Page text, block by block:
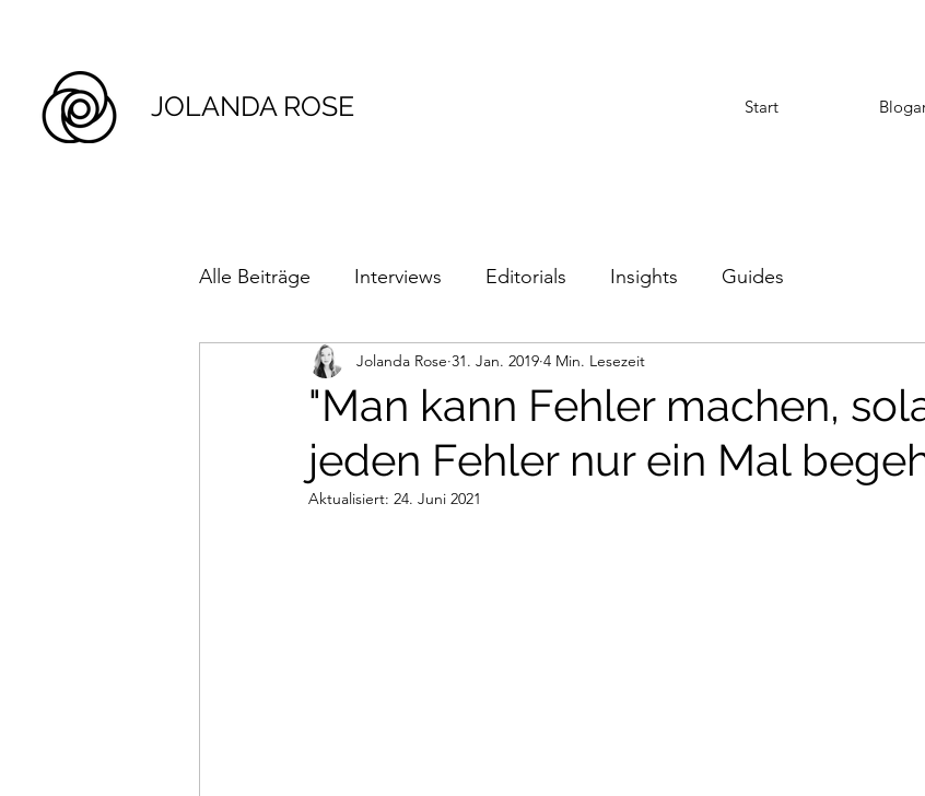
JOLANDA ROSE Start
Alle Beiträge Interviews Editorials Insights Guides
"Man kann Fehler machen,
jeden Fehler nur ein Mal
Jolanda Rose 31. Jan. 2019 4 Min. Lesezeit
Aktualisiert: 24. Juni 2021